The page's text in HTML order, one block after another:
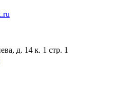
д. 14 к. 1 стр. 1